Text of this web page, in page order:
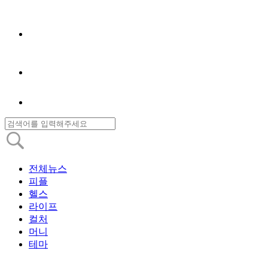
전체뉴스
피플
헬스
라이프
컬처
머니
테마